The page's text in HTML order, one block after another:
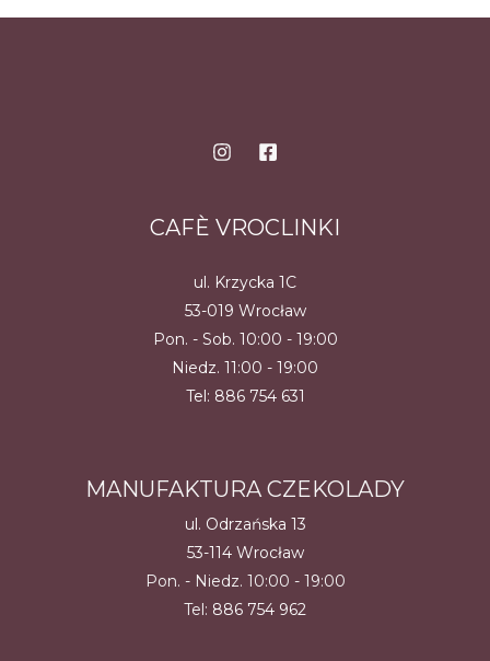
CAFÈ VROCLINKI
ul. Krzycka 1C
53-019 Wrocław
Pon. - Sob. 10:00 - 19:00
Niedz. 11:00 - 19:00
Tel: 886 754 631
MANUFAKTURA CZEKOLADY
ul. Odrzańska 13
53-114 Wrocław
Pon. - Niedz. 10:00 - 19:00
Tel: 886 754 962